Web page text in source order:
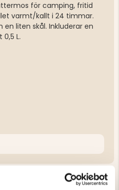
för camping, fritid
varmt/kallt i 24 timmar.
liten skål. Inkluderar en
L.